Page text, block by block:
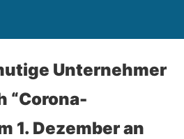
Unternehmer
“Corona-
1. Dezember an